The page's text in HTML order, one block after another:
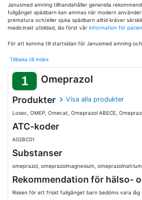
Janusmed amning tillhandahåller generella
fullgånget spädbarn kan ammas när modern
prematura och/eller sjuka spädbarn alltid kräver
medicinskt utbildad, läs först vår information för
För att komma till startsidan för Janusmed amning
Tillbaka till index
1 Omeprazol
Produkter Visa alla produkter
Losec, OMEP, Omecat, Omeprazol ABECE,
ATC-koder
A02BC01
Substanser
omeprazol, omeprazolmagnesium, omeprazolnatrium
Rekommendation för hälso-
Risken för ett friskt fullgånget barn bedöms vara låg